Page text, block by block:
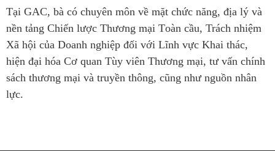
Institutional Partners
Tại GAC, bà có chuyên môn về mặt chức năng, địa lý và
nền tảng Chiến lược Thương mại Toàn cầu, Trách nhiệm
Xã hội của Doanh nghiệp đối với Lĩnh vực Khai thác,
hiện đại hóa Cơ quan Tùy viên Thương mại, tư vấn chính
sách thương mại và truyền thông, cũng như nguồn nhân
lực.